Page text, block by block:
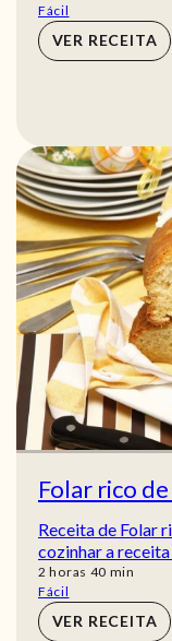
Fácil
VER RECEITA
Folar rico
Receita de Folar
cozinhar a
2 horas
horas 40 min
min
Fácil
VER RECEITA